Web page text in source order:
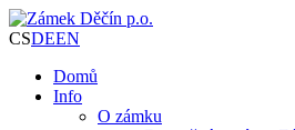
CSDEEN
Domů
Info
O zámku